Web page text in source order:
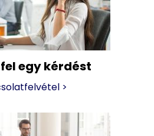
egy kérdést
>